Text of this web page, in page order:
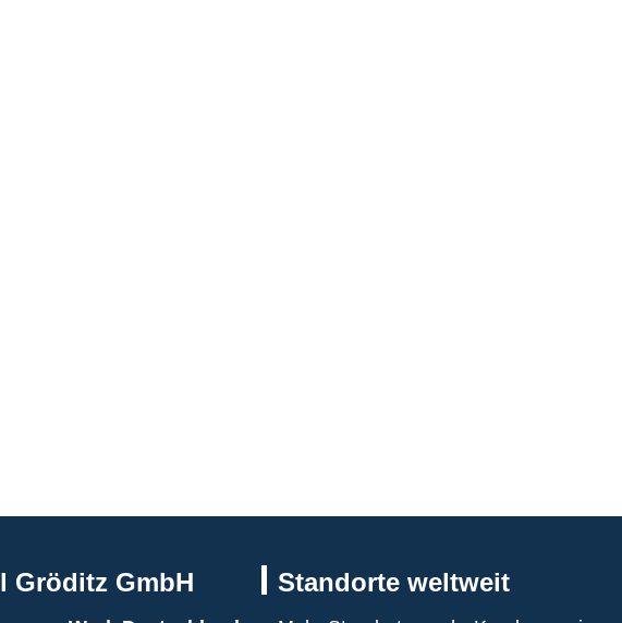
Gröditz GmbH Standorte weltweit